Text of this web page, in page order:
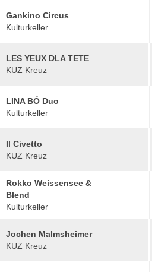
Gankino Circus
Kulturkeller
LES YEUX DLA TETE
KUZ Kreuz
LINA BÓ Duo
Kulturkeller
Il Civetto
KUZ Kreuz
Rokko Weissensee &
Blend
Kulturkeller
Jochen Malmsheimer
KUZ Kreuz